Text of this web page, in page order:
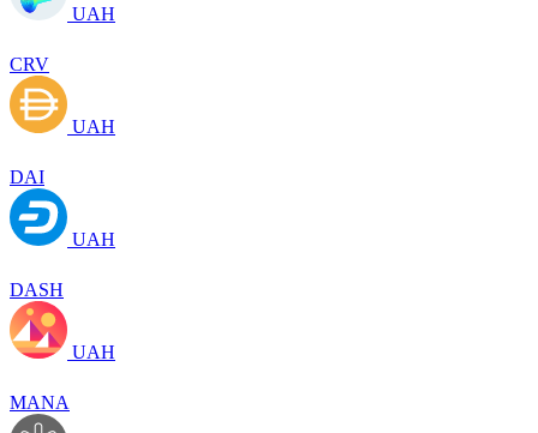
UAH
CRV
UAH
DAI
UAH
DASH
UAH
MANA